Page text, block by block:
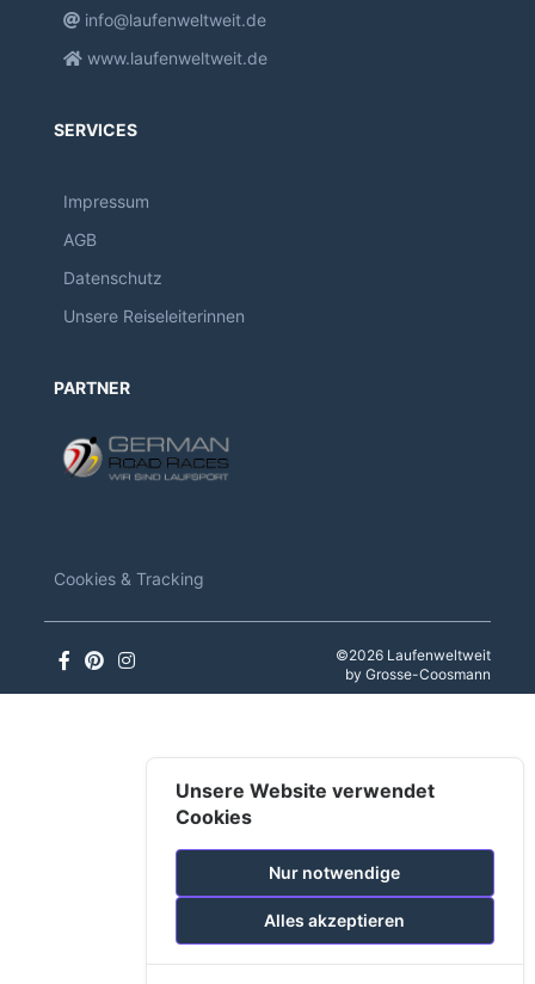
info@laufenweltweit.de
www.laufenweltweit.de
SERVICES
Impressum
AGB
Datenschutz
Unsere Reiseleiterinnen
PARTNER
Cookies & Tracking
©2026 Laufenweltweit
by Grosse-Coosmann
Unsere Website verwendet
Cookies
Nur notwendige
Alles akzeptieren